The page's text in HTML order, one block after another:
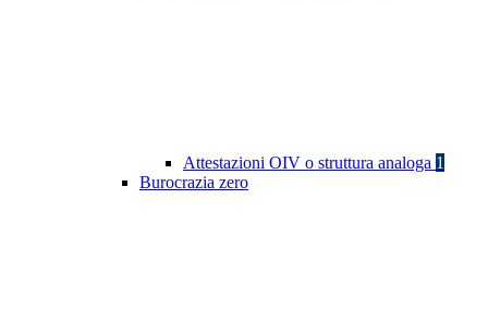
Attestazioni OIV o struttura analoga 1
Burocrazia zero